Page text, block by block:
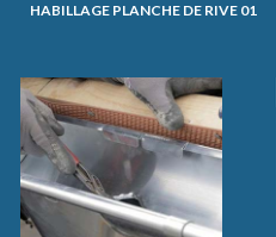
HABILLAGE PLANCHE DE RIVE 01